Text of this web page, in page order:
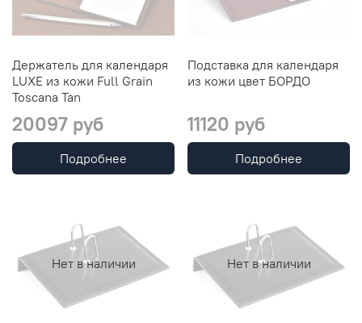
Держатель для календаря
LUXE из кожи Full Grain
Toscana Tan
20097 руб
Подробнее
Подставка для календаря
из кожи цвет БОРДО
11120 руб
Подробнее
Нет в наличии Нет в наличии